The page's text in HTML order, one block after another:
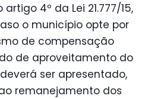
4º da Lei 21.777/15,
o município opte por
de compensação
de aproveitamento do
ser apresentado,
remanejamento dos